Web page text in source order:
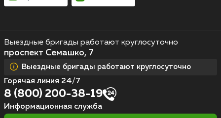
Выездные бригады работают круглосуточно
проспект Семашко, 7
Выездные бригады работают круглосуточно
Горячая линия 24/7
8 (800) 200-38-19
Информационная служба